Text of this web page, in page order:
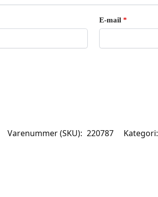
E-mail*
Varenummer (SKU): 220787 Kategori: